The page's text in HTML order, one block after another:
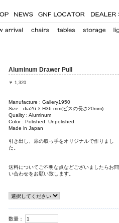
Aluminum Drawer Pull
￥ 1,320
Manufacture : Gallery1950
Size : dia26 × H36 mm(ビスの長さ20mm)
Quality : Aluminum
Color : Polished. Unpolished
Made in Japan
引き出し、扉の取っ手をオリジナルで作りまし
た。
送料についてご不明な点などございましたらお問
い合わせをお願い致します。
数量：